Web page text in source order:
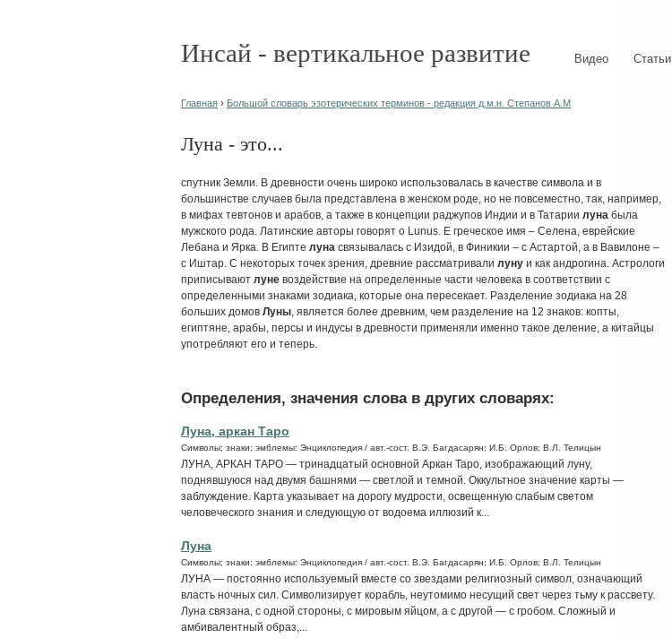
Инсай - вертикальное развитие Видео Статьи
Главная › Большой словарь эзотерических терминов - редакция д.м.н. Степанов А.М
Луна - это...
спутник Земли. В древности очень широко использовалась в качестве символа и в
большинстве случаев была представлена в женском роде, но не повсеместно, так, например,
в мифах тевтонов и арабов, а также в концепции раджупов Индии и в Татарии луна была
мужского рода. Латинские авторы говорят о Lunus. Е греческое имя – Селена, еврейские
Лебана и Ярка. В Египте луна связывалась с Изидой, в Финикии – с Астартой, а в Вавилоне –
с Иштар. С некоторых точек зрения, древние рассматривали луну и как андрогина. Астрологи
приписывают луне воздействие на определенные части человека в соответствии с
определенными знаками зодиака, которые она пересекает. Разделение зодиака на 28
больших домов Луны , является более древним, чем разделение на 12 знаков: копты,
египтяне, арабы, персы и индусы в древности применяли именно такое деление, а китайцы
употребляют его и теперь.
Определения, значения слова в других словарях:
Луна, аркан Таро
Символы; знаки; эмблемы: Энциклопедия / авт.-сост. В.Э. Багдасарян; И.Б. Орлов; В.Л. Телицын
ЛУНА, АРКАН ТАРО — тринадцатый основной Аркан Таро, изображающий луну,
поднявшуюся над двумя башнями — светлой и темной. Оккультное значение карты —
заблуждение. Карта указывает на дорогу мудрости, освещенную слабым светом
человеческого знания и следующую от водоема иллюзий к...
Луна
Символы; знаки; эмблемы: Энциклопедия / авт.-сост. В.Э. Багдасарян; И.Б. Орлов; В.Л. Телицын
ЛУНА — постоянно используемый вместе со звездами религиозный символ, означающий
власть ночных сил. Символизирует корабль, неутомимо несущий свет через тьму к рассвету.
Луна связана, с одной стороны, с мировым яйцом, а с другой — с гробом. Сложный и
амбивалентный образ,...